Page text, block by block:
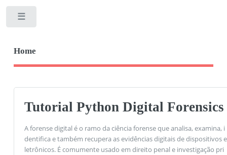
Home
Tutorial Python Digital Forensics
A forense digital é o ramo da ciência forense que analisa, examina, i
dentifica e também recupera as evidências digitais de dispositivos e
letrônicos. É comumente usado em direito penal e investigação pri